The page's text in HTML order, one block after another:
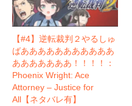
【#4】逆転裁判２やるしゅ
ばあああああああああああ
あああああああ！！！！：
Phoenix Wright: Ace
Attorney – Justice for
All【ネタバレ有】